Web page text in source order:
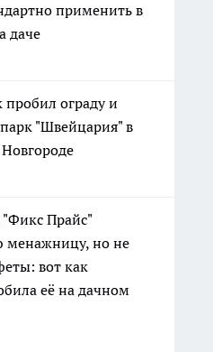
применить в
даче
пробил ограду и
"Швейцария" в
"Фикс Прайс"
менажницу, но не
вот как
её на дачном